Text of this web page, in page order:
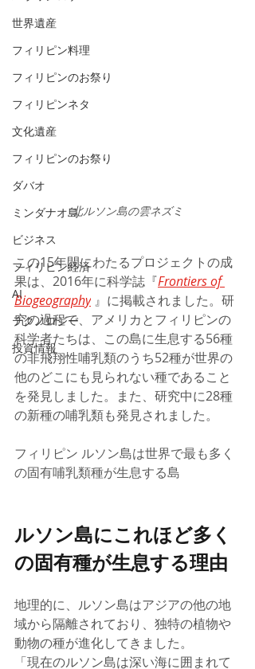
世界遺産
フィリピン料理
フィリピンのお祭り
フィリピンネタ
文化遺産
フィリピンのお祭り
ダバオ
ミンダナオ島
ビジネス
フィリピン経済
AI
テクノロジー
投資情報
北ルソン島の雲ネズミ
この15年間にわたるプロジェクトの成
果は、2016年に科学誌『Frontiers of
Biogeography 』に掲載されました。研
究の過程で、アメリカとフィリピンの
科学者たちは、この島に生息する56種
の非飛翔性哺乳類のうち52種が世界の
他のどこにも見られない種であること
を発見しました。また、研究中に28種
の新種の哺乳類も発見されました。
フィリピン ルソン島は世界で最も多く
の固有哺乳類種が生息する島
ルソン島にこれほど多く
の固有種が生息する理由
地理的に、ルソン島はアジアの他の地
域から隔離されており、独特の植物や
動物の種が進化してきました。
「現在のルソン島は深い海に囲まれて